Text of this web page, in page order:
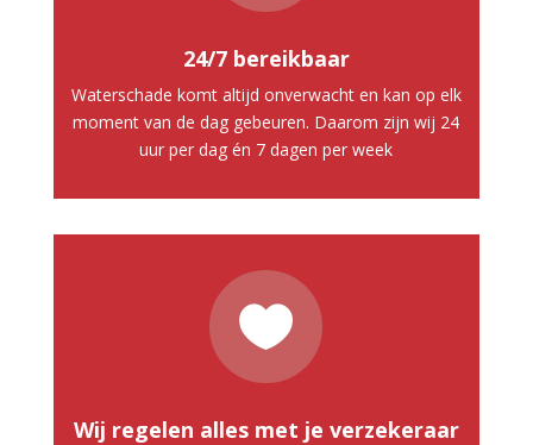
24/7 bereikbaar
Waterschade komt altijd onverwacht en kan op elk
moment van de dag gebeuren. Daarom zijn wij 24
uur per dag én 7 dagen per week

Wij regelen alles met je verzekeraar